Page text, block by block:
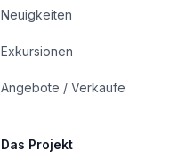
Neuigkeiten
Exkursionen
Angebote / Verkäufe
Das Projekt